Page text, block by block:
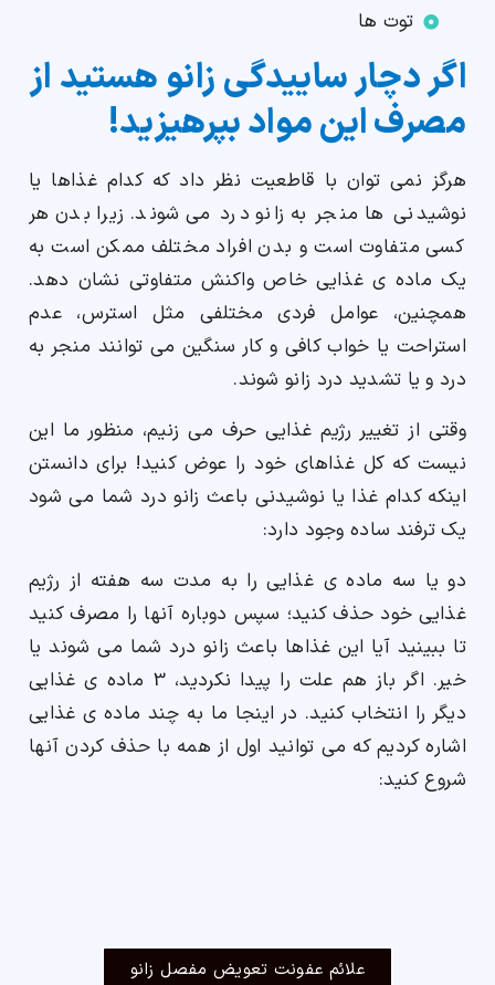
توت ها
اگر دچار ساییدگی زانو هستید از
مصرف این مواد بپرهیزید!
هرگز نمی توان با قاطعیت نظر داد که کدام غذاها یا
نوشیدنی ها منجر به زانو درد می شوند. زیرا بدن هر
کسی متفاوت است و بدن افراد مختلف ممکن است به
یک ماده ی غذایی خاص واکنش متفاوتی نشان دهد.
همچنین، عوامل فردی مختلفی مثل استرس، عدم
استراحت یا خواب کافی و کار سنگین می توانند منجر به
درد و یا تشدید درد زانو شوند.
وقتی از تغییر رژیم غذایی حرف می زنیم، منظور ما این
نیست که کل غذاهای خود را عوض کنید! برای دانستن
اینکه کدام غذا یا نوشیدنی باعث زانو درد شما می شود
یک ترفند ساده وجود دارد:
دو یا سه ماده ی غذایی را به مدت سه هفته از رژیم
غذایی خود حذف کنید؛ سپس دوباره آنها را مصرف کنید
تا ببینید آیا این غذاها باعث زانو درد شما می شوند یا
خیر. اگر باز هم علت را پیدا نکردید، 3 ماده ی غذایی
دیگر را انتخاب کنید. در اینجا ما به چند ماده ی غذایی
اشاره کردیم که می توانید اول از همه با حذف کردن آنها
شروع کنید:
علائم عفونت تعویض مفصل زانو